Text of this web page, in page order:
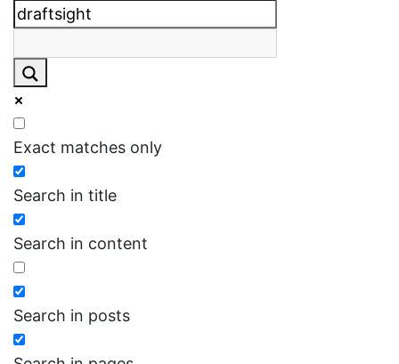
Exact matches only
Search in title
Search in content
Search in posts